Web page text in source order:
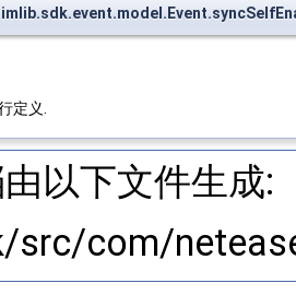
定义.
以下文件生成:
src/com/